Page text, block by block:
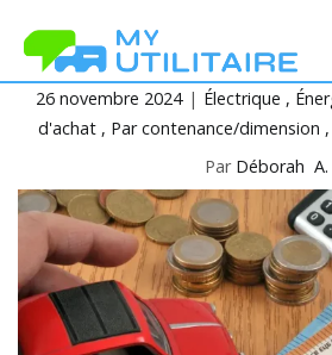
contenu
MyUtilitaire
Toute l’actualité des véhicules
utilitaires
26 novembre 2024 Électrique
d'achat
Par contenance/dimension
Par Déborah A.